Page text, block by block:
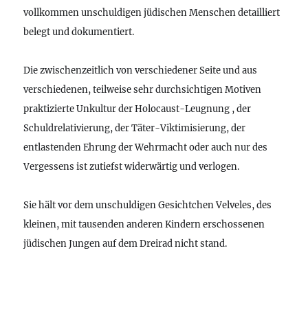
vollkommen unschuldigen jüdischen Menschen detailliert
belegt und dokumentiert.
Die zwischenzeitlich von verschiedener Seite und aus
verschiedenen, teilweise sehr durchsichtigen Motiven
praktizierte Unkultur der Holocaust-Leugnung , der
Schuldrelativierung, der Täter-Viktimisierung, der
entlastenden Ehrung der Wehrmacht oder auch nur des
Vergessens ist zutiefst widerwärtig und verlogen.
Sie hält vor dem unschuldigen Gesichtchen Velveles, des
kleinen, mit tausenden anderen Kindern erschossenen
jüdischen Jungen auf dem Dreirad nicht stand.